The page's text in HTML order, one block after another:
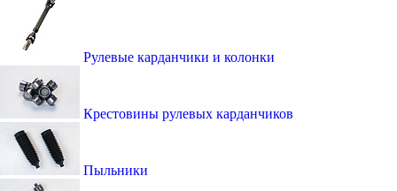
Рулевые карданчики и колонки
Крестовины рулевых карданчиков
Пыльники